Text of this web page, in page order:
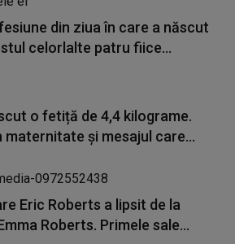
din ziua în care a născut
celorlalte patru fiice...
o fetiță de 4,4 kilograme.
maternitate și mesajul care...
Eric Roberts a lipsit de la
Roberts. Primele sale...